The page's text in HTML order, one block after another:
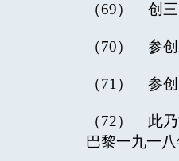
（69） 创
（70） 参创
（71） 参创
（72） 此
巴黎一九一八